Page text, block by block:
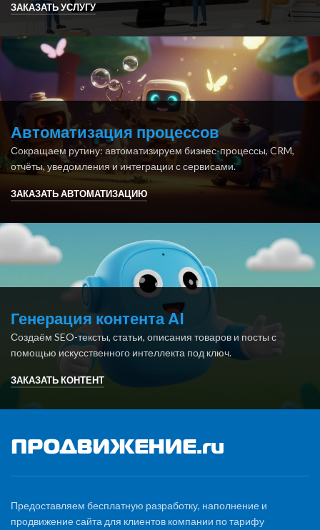
ЗАКАЗАТЬ УСЛУГУ
Автоматизация процессов
Сокращаем рутину: автоматизируем бизнес-процессы, CRM,
отчёты, уведомления и интеграции с сервисами.
ЗАКАЗАТЬ АВТОМАТИЗАЦИЮ
Генерация контента AI
Создаём SEO-тексты, статьи, описания товаров и посты с
помощью искусственного интеллекта под ключ.
ЗАКАЗАТЬ КОНТЕНТ
Предоставляем бесплатную разработку, наполнение и
продвижение сайта для клиентов компании по тарифу